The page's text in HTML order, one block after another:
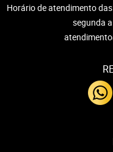
Horário de atendimento
segunda